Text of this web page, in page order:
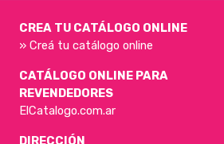
CREA TU CATÁLOGO ONLINE
» Creá tu catálogo online
CATÁLOGO ONLINE PARA
REVENDEDORES
ElCatalogo.com.ar
DIRECCIÓN